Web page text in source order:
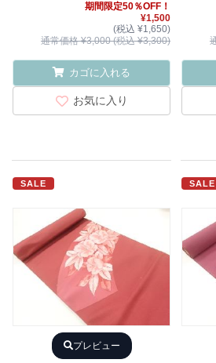
期間限定50％OFF！
¥1,500
(税込 ¥1,650)
通常価格 ¥3,000 (税込 ¥3,300)
カゴに入れる
お気に入り
SALE
プレビュー
SALE